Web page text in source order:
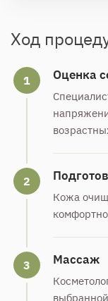
Ход
1 Оценка
2
Кожа
3 Массаж